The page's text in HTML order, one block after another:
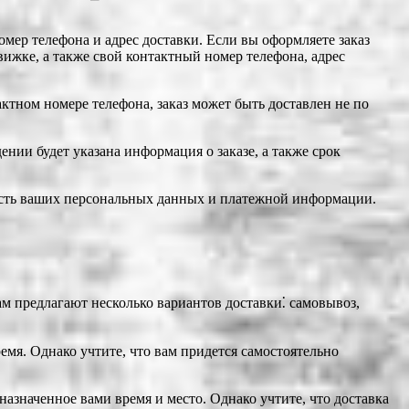
телефона и адрес доставки. Если вы оформляете заказ
а также свой контактный номер телефона, адрес
номере телефона, заказ может быть доставлен не по
будет указана информация о заказе, а также срок
ваших персональных данных и платежной информации.
несколько вариантов доставки⁚ самовывоз,
Однако учтите, что вам придется самостоятельно
вами время и место. Однако учтите, что доставка